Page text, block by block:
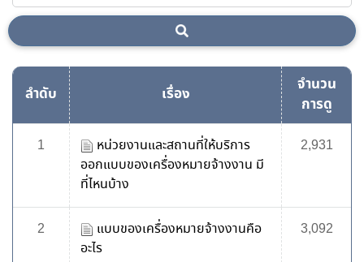
ลำดับ เรื่อง
จำนวน
การดู
1
หน่วยงานและสถานที่ให้บริการ
ออกแบบของเครื่องหมายจ้างงาน มี
ที่ไหนบ้าง
2,931
2
แบบของเครื่องหมายจ้างงานคือ
อะไร
3,092